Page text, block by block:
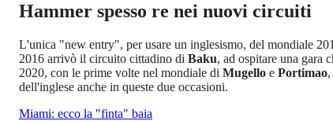
Hammer spesso re nei nuovi circuiti
L'unica "new entry", per usare un inglesismo, del mondiale
2016 arrivò il circuito cittadino di Baku, ad ospitare una gara
2020, con le prime volte nel mondiale di Mugello e Portimao
dell'inglese anche in queste due occasioni.
Miami: ecco la "finta" baia